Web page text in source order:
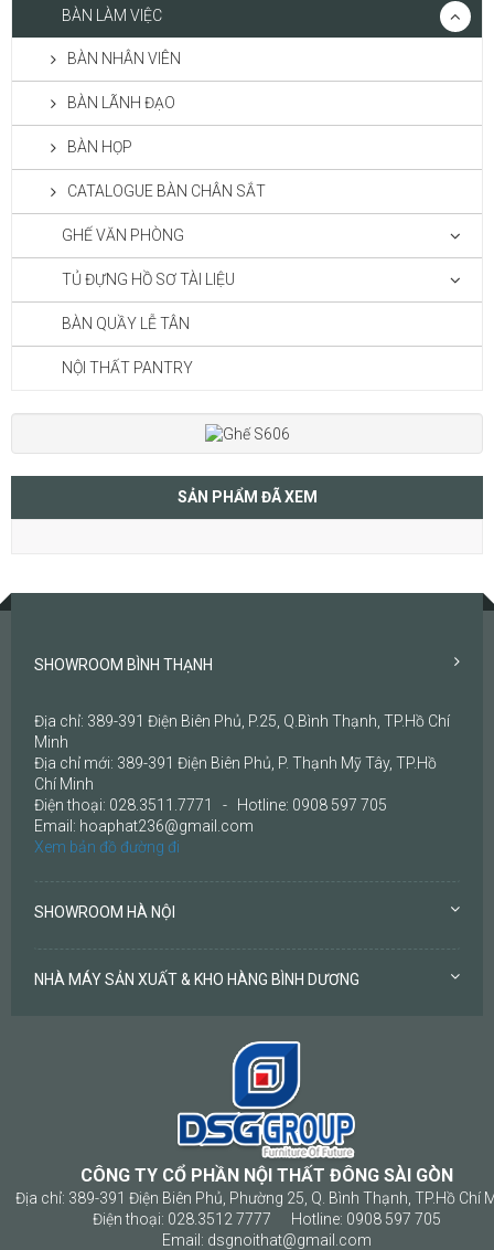
BÀN LÀM VIỆC
BÀN NHÂN VIÊN
BÀN LÃNH ĐẠO
BÀN HỌP
CATALOGUE BÀN CHÂN SẮT
GHẾ VĂN PHÒNG
TỦ ĐỰNG HỒ SƠ TÀI LIỆU
BÀN QUẦY LỄ TÂN
NỘI THẤT PANTRY
SẢN PHẨM ĐÃ XEM
SHOWROOM BÌNH THẠNH
Địa chỉ: 389-391 Điện Biên Phủ, P.25, Q.Bình Thạnh, TP.Hồ Chí
Minh
Địa chỉ mới: 389-391 Điện Biên Phủ, P. Thạnh Mỹ Tây, TP.Hồ
Chí Minh
Điện thoại: 028.3511.7771 - Hotline: 0908 597 705
Email: hoaphat236@gmail.com
Xem bản đồ đường đi
SHOWROOM HÀ NỘI
NHÀ MÁY SẢN XUẤT & KHO HÀNG BÌNH DƯƠNG
CÔNG TY CỔ PHẦN NỘI THẤT ĐÔNG SÀI GÒN
Địa chỉ: 389-391 Điện Biên Phủ, Phường 25, Q. Bình Thạnh, TP.Hồ Chí
Điện thoại: 028.3512 7777 Hotline: 0908 597 705
Email: dsgnoithat@gmail.com